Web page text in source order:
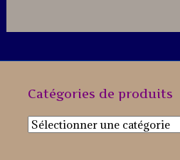
Catégories de produits